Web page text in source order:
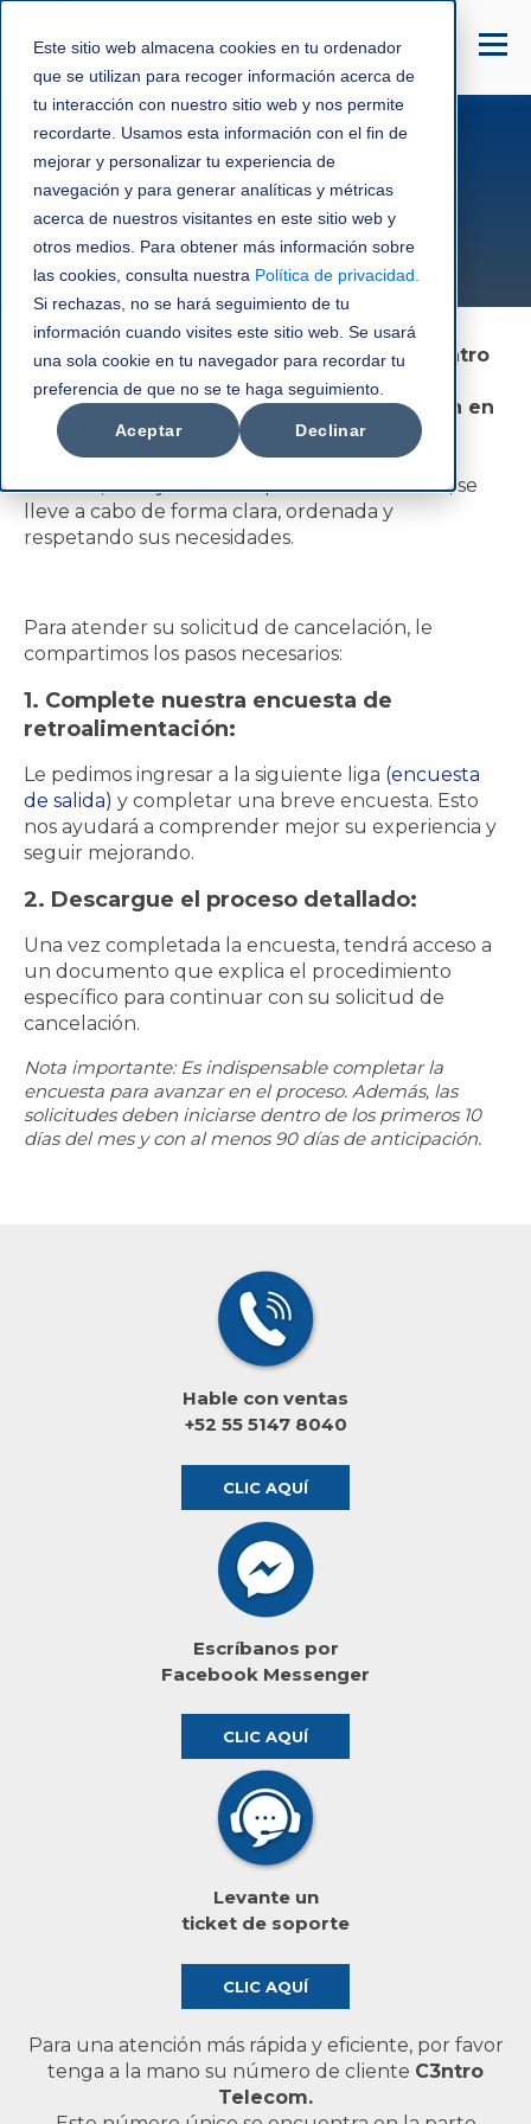
Este sitio web almacena cookies en tu ordenador
que se utilizan para recoger información acerca de
tu interacción con nuestro sitio web y nos permite
recordarte. Usamos esta información con el fin de
mejorar y personalizar tu experiencia de
navegación y para generar analíticas y métricas
acerca de nuestros visitantes en este sitio web y
otros medios. Para obtener más información sobre
las cookies, consulta nuestra Política de privacidad
Si rechazas, no se hará seguimiento de tu
información cuando visites este sitio web. Se usará
una sola cookie en tu navegador para recordar tu
preferencia de que no se te haga seguimiento.
Aceptar Declinar
Asistencia
Gracias por comunicarse con nosotros. En C3ntro
Telecom valoramos profundamente la
confianza que nuestros clientes depositan en
nosotros.Por ello, queremos asegurar que
cualquier proceso relacionado con nuestros
servicios, incluyendo una posible cancelación, se
lleve a cabo de forma clara, ordenada y
respetando sus necesidades.
Para atender su solicitud de cancelación, le
compartimos los pasos necesarios:
1. Complete nuestra encuesta de
retroalimentación:
Le pedimos ingresar a la siguiente liga (encuesta
de salida) y completar una breve encuesta. Esto
nos ayudará a comprender mejor su experiencia y
seguir mejorando.
2. Descargue el proceso detallado:
Una vez completada la encuesta, tendrá acceso a
un documento que explica el procedimiento
específico para continuar con su solicitud de
cancelación.
Nota importante: Es indispensable completar la
encuesta para avanzar en el proceso. Además, las
solicitudes deben iniciarse dentro de los primeros 10
días del mes y con al menos 90 días de anticipación.
Hable con ventas
+52 55 5147 8040
CLIC AQUÍ
Escríbanos por
Facebook Messenger
CLIC AQUÍ
Levante un
ticket de soporte
CLIC AQUÍ
Para una atención más rápida y eficiente, por favor
tenga a la mano su número de cliente C3ntro
Telecom.